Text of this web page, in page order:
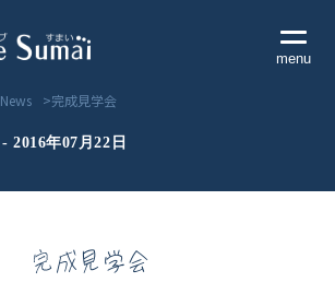
menu
準性能
完成見学会
2016年07月22日
完成見学会